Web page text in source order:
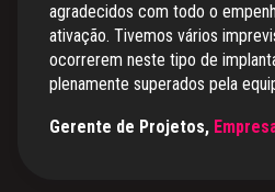
agradecidos com todo o
ativação. Tivemos vários
ocorrerem neste tipo de
plenamente superados pela
Gerente de Projetos,